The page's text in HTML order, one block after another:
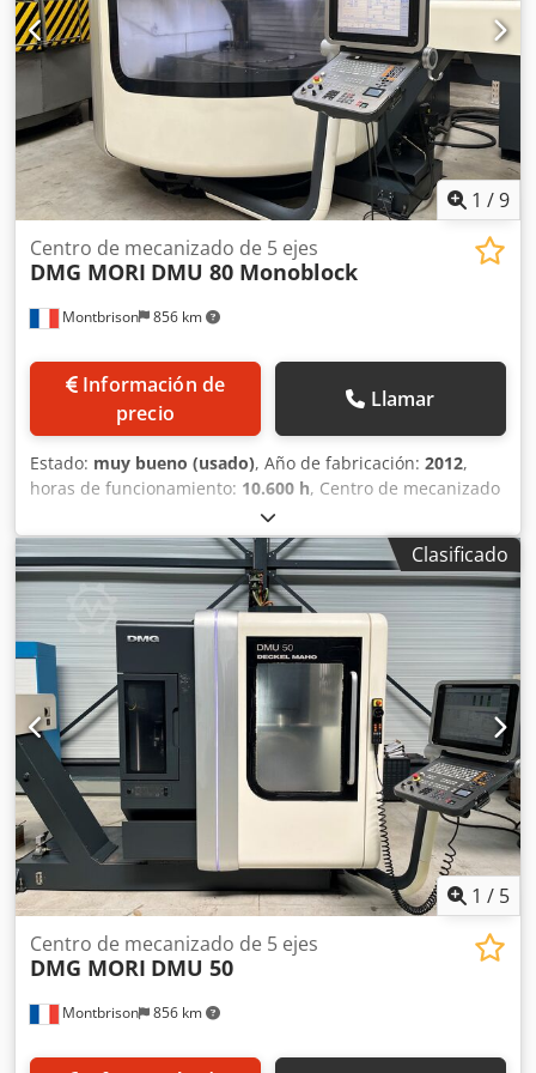
mm Número de posiciones para herramientas: 30 Peso
máximo de la herramienta: 6 kg Avance rápido: 24 m/min
Fuerza de avance: 4,5 kN Velocidad de avance: 1-24.000
mm/min Potencia total requerida: 26 kVA Peso de la
máquina: aprox. 4,5 t Espacio requerido: aprox. 4,5 x 3,5 x
2,3 m Transportador de virutas Volante manual Sonda de
medición Pistola de refrigeración Disponible de inmediato
1 /9
Montbrison 856 km
Centro de mecanizado de 5 ejes
DMG MORI DMU 80 Monoblock
Información de
precio
Llamar
Estado: muy bueno (usado), Año de fabricación: 2012,
horas de funcionamiento: 10.600 h, Centro de mecanizado
de 5 ejes Marca: DMG MORI Tipo: DMU 80 Monoblock Año:
2012 (horas de husillo: 10.600) CNC: Heidenhain iTNC 530
Equipado con: Mesa giratoria integrada, diámetro 700 mm
/ 650 kg Husillo de 29 kW – 12.000 rpm Cambiador de
herramientas de 32 posiciones Palpador TS 649 Sistema de
ajuste rápido 3D Sistema de refrigeración central de 40
bar Palpador de herramientas láser BLUM Pistola de
refrigeración Transportador de virutas Especificaciones:
Superficie de la mesa: 1250 x 700 mm Recorrido del eje X:
880 mm Recorrido del eje Y: 630 mm Recorrido del eje Z:
635 mm Eje B: -120 / +30° Eje C: 360.000° Velocidad del
husillo: 20 - 12.000 rpm Potencia del husillo: 29 kW Cono
del husillo: SK 40 Avance rápido XYZ: 42 m/min
Dimensiones de la máquina con transportador: 3440 x
2850 x A 2750 mm Dodpfxezgbv De Akbskr Peso
aproximado: 7.480 kg
Clasificado
1 / 5
Montbrison 856 km
Centro de mecanizado de 5 ejes
DMG MORI DMU 50